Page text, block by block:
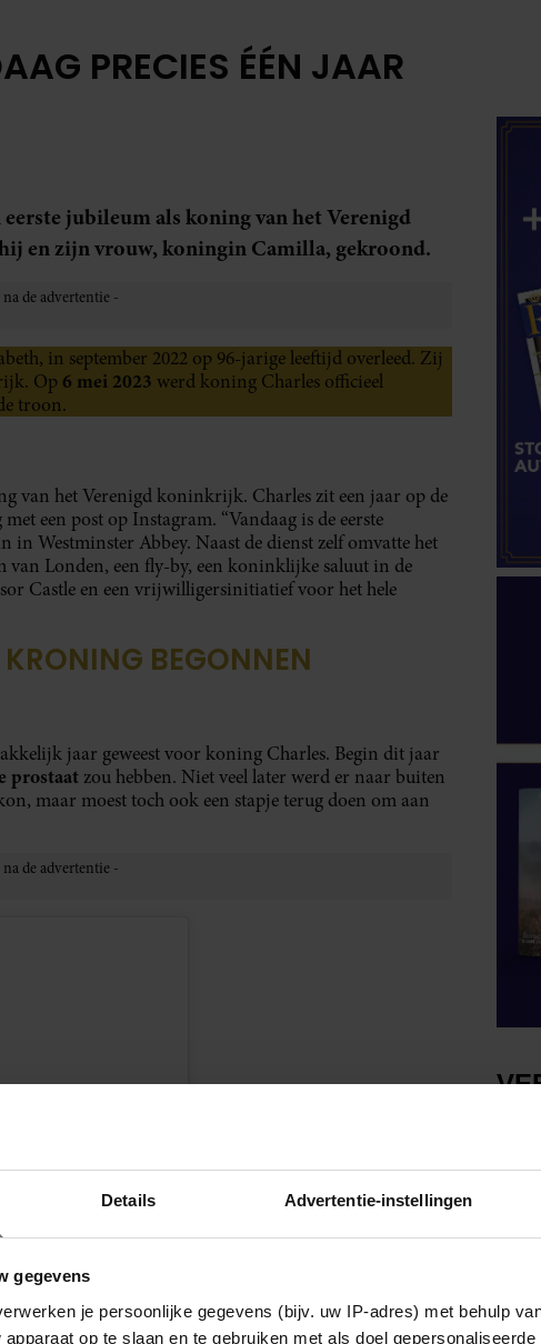
Details Advertentie-instellingen
gegevens
je persoonlijke gegevens (bijv. uw IP-adres) met behulp
op te slaan en te gebruiken met als doel
PRECIES ÉÉN JAAR
jubileum als koning van het Verenigd
en zijn vrouw, koningin Camilla, gekroond.
in september 2022 op 96-jarige leeftijd overleed. Zij
Op 6 mei 2023 werd koning Charles officieel
troon.
van het Verenigd koninkrijk. Charles zit een jaar op de
een post op Instagram. “Vandaag is de eerste
Westminster Abbey. Naast de dienst zelf omvatte het
van Londen, een fly-by, een koninklijke saluut in de
Castle en een vrijwilligersinitiatief voor het hele
BEGONNEN
jaar geweest voor koning Charles. Begin dit jaar
prostaat zou hebben. Niet veel later werd er naar buiten
maar moest toch ook een stapje terug doen om aan